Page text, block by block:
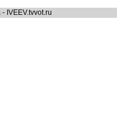
IVEEV.tvvot.ru